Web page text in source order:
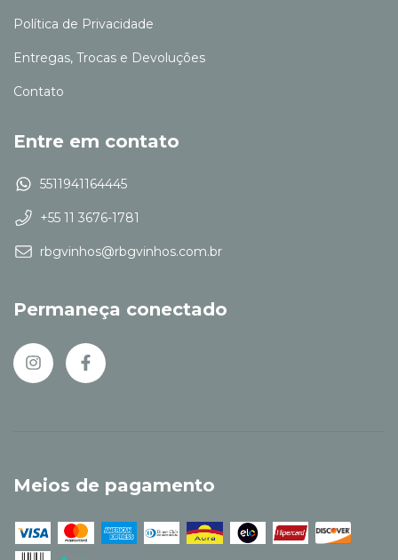
Política de Privacidade
Entregas, Trocas e Devoluções
Contato
Entre em contato
5511941164445
+55 11 3676-1781
rbgvinhos@rbgvinhos.com.br
Permaneça conectado
Meios de pagamento